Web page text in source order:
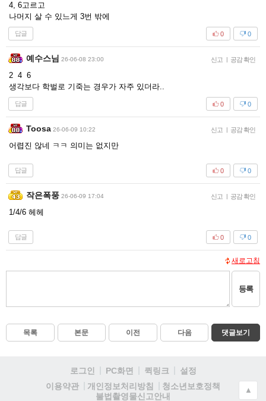
4, 6고르고
나머지 살 수 있느게 3번 밖에
답글 0
0
예수스님 26-06-08 23:00 신고 | 공감 확인
2 4 6
생각보다 학벌로 기죽는 경우가 자주 있더라..
답글 0
0
Toosa 26-06-09 10:22 신고 | 공감 확인
어렵진 않네 ㅋㅋ 의미는 없지만
답글 0
0
작은폭풍 26-06-09 17:04 신고 | 공감 확인
1/4/6 헤헤
답글 0
0
새로고침
등록
목록 본문 이전 다음 댓글보기
로그인 PC화면 퀵링크
설정
이용약관
개인정보처리방침
청소년보호정책
불법촬영물신고안내
▲